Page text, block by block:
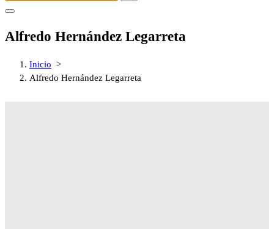
Alfredo Hernández Legarreta
Inicio >
Alfredo Hernández Legarreta